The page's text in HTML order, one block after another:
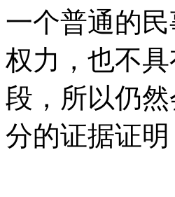
一个普通的
权力，也不
段，所以仍
分的证据证